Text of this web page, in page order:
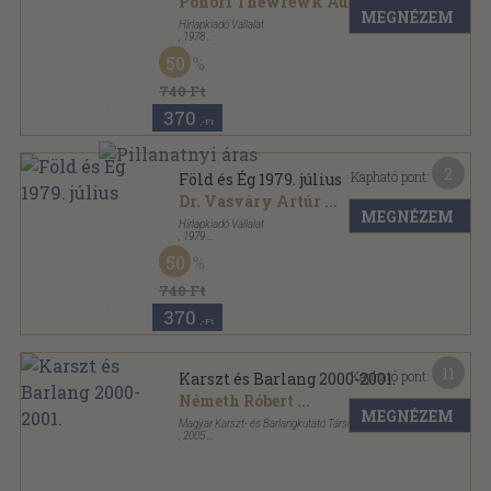
Hírlapkiadó Vállalat
1978
Tűzött kötés
Föld és Ég sorozat
740 Ft
50
370 ,-Ft
MEGNÉZEM
Föld és Ég 1979. július
Dr. Vasváry Artúr ...
Hírlapkiadó Vállalat
1979
Tűzött kötés
Föld és Ég sorozat
740 Ft
50
370 ,-Ft
Kapható pont:
MEGNÉZEM
Karszt és Barlang 2000-2001.
Németh Róbert ...
Magyar Karszt- és Barlangkutató Társulat
2005
Kapható pont:
MEGNÉZEM